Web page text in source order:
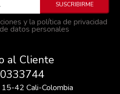
y la política de privacidad
datos personales
al Cliente
42 Cali-Colombia